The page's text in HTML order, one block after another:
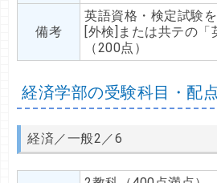
備考
英語資格・検定試験
[外検]または共テの
（200点）
経済学部の受験科目・配
経済／一般2／6